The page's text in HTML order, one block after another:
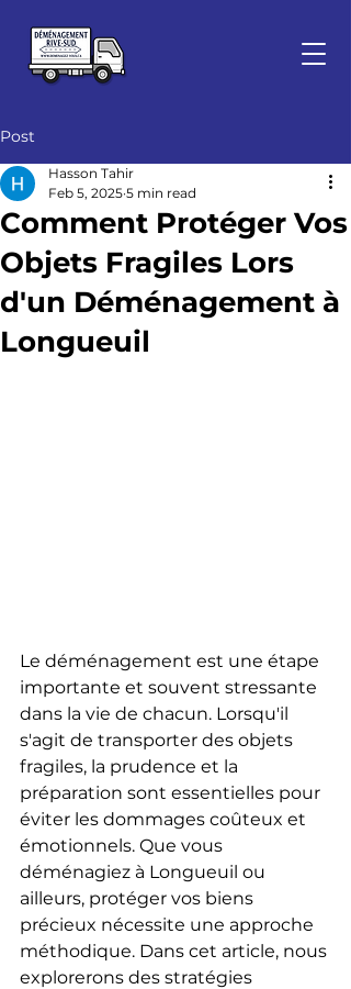
Post
Comment Protéger Vos
Objets Fragiles Lors
d'un Déménagement à
Longueuil
Hasson Tahir
Feb 5, 2025 5 min read
Le déménagement est une étape
importante et souvent stressante
dans la vie de chacun. Lorsqu'il
s'agit de transporter des objets
fragiles, la prudence et la
préparation sont essentielles pour
éviter les dommages coûteux et
émotionnels. Que vous
déménagiez à Longueuil ou
ailleurs, protéger vos biens
précieux nécessite une approche
méthodique. Dans cet article, nous
explorerons des stratégies